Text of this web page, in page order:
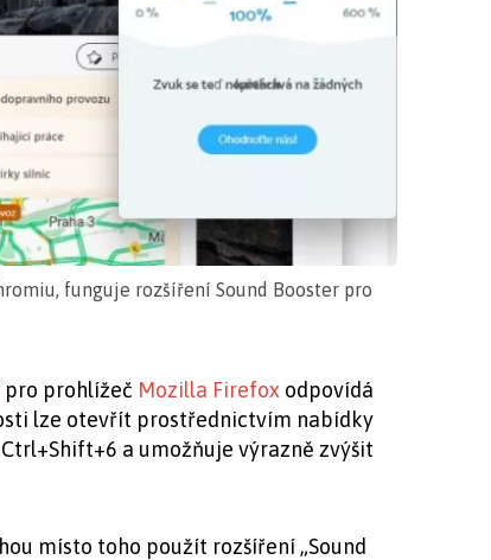
funguje rozšíření Sound Booster pro
pro prohlížeč Mozilla Firefox odpovídá
lze otevřít prostřednictvím nabídky
a umožňuje výrazně zvýšit
místo toho použít rozšíření „Sound